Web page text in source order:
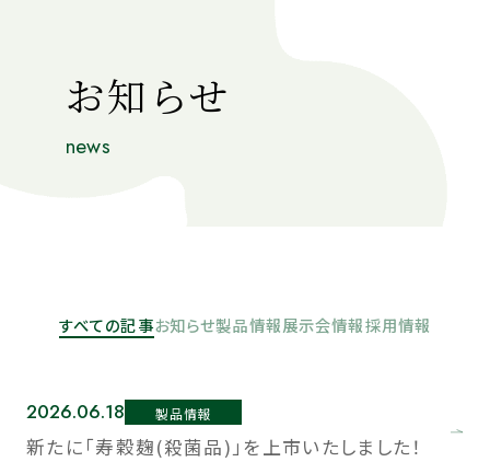
原料紹介
最新情報
OEMについて
お知らせ
news
すべての記事お知らせ製品情報展示会情報採用情報
2026.06.18 製品情報
新たに「寿穀麹(殺菌品)」を上市いたしました！